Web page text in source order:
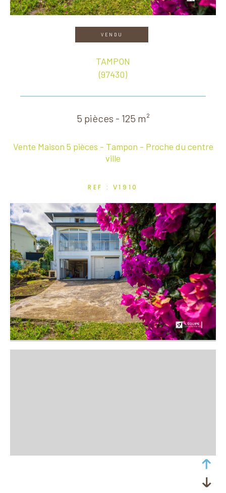
VENDU
TAMPON
(97430)
5 pièces - 125 m²
Vente Maison 5 pièces - Tampon - Proche du centre
ville
REF : V1910